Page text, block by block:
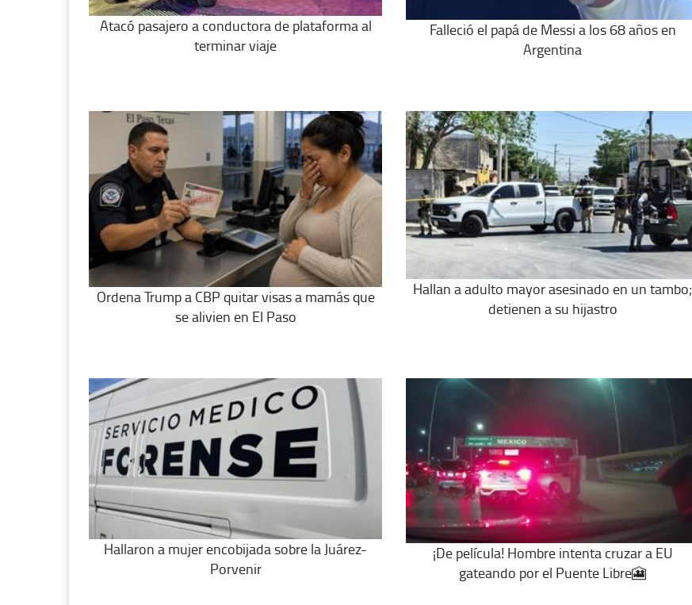
Atacó pasajero a conductora de plataforma al
terminar viaje
Falleció el papá de Messi a los 68 años en
Argentina
Ordena Trump a CBP quitar visas a mamás que
se alivien en El Paso
Hallan a adulto mayor asesinado en un tambo;
detienen a su hijastro
Hallaron a mujer encobijada sobre la Juárez-
Porvenir
¡De película! Hombre intenta cruzar a EU
gateando por el Puente Libre🎦